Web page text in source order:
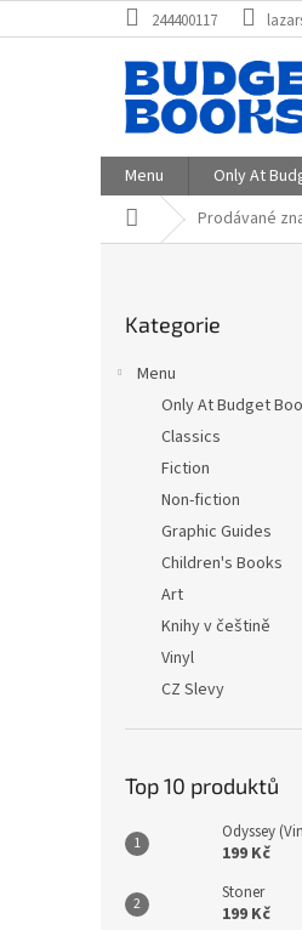
na
244400117
Menu Only At
Domů Prodávané
kategorie
Kategorie
Menu
Only At Budget
Classics
Fiction
Non-fiction
Graphic Guides
Children's Books
Art
Knihy v češtině
Vinyl
CZ Slevy
Top 10 produktů
Odyssey
199 Kč
Stoner
199 Kč